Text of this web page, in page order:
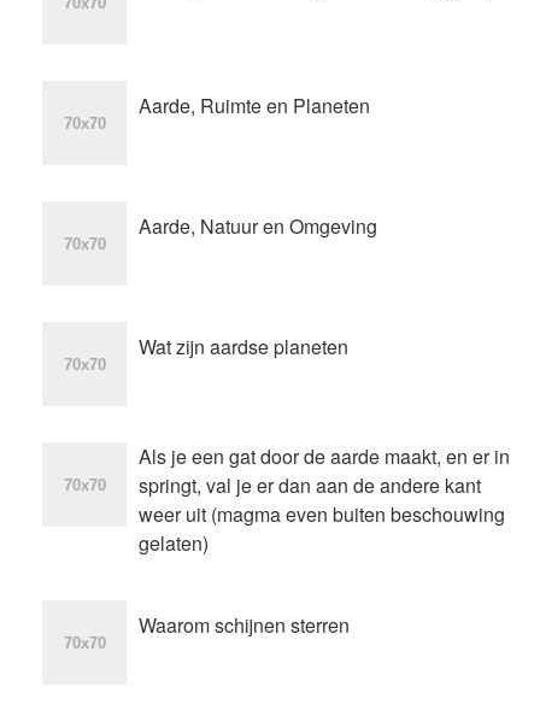
Aarde, Ruimte en Planeten
Aarde, Natuur en Omgeving
Wat zijn aardse planeten
Als je een gat door de aarde maakt, en er in
springt, val je er dan aan de andere kant
weer uit (magma even buiten beschouwing
gelaten)
Waarom schijnen sterren